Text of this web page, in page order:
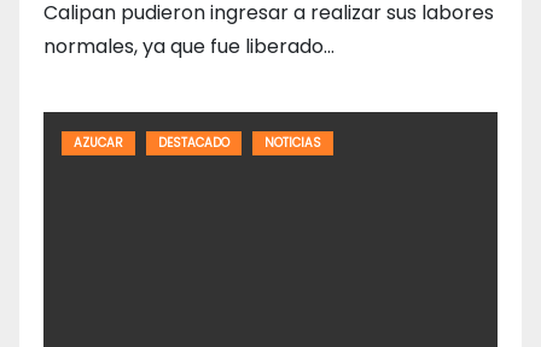
Calipan pudieron ingresar a realizar sus labores
normales, ya que fue liberado…
AZUCAR DESTACADO NOTICIAS